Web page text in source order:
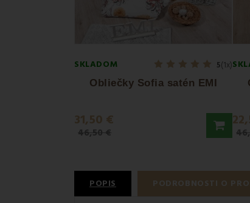
SKLADOM 5(1x)
Obliečky Sofia satén EMI
31,50 €
46,50 €
POPIS PODROBNOSTI O